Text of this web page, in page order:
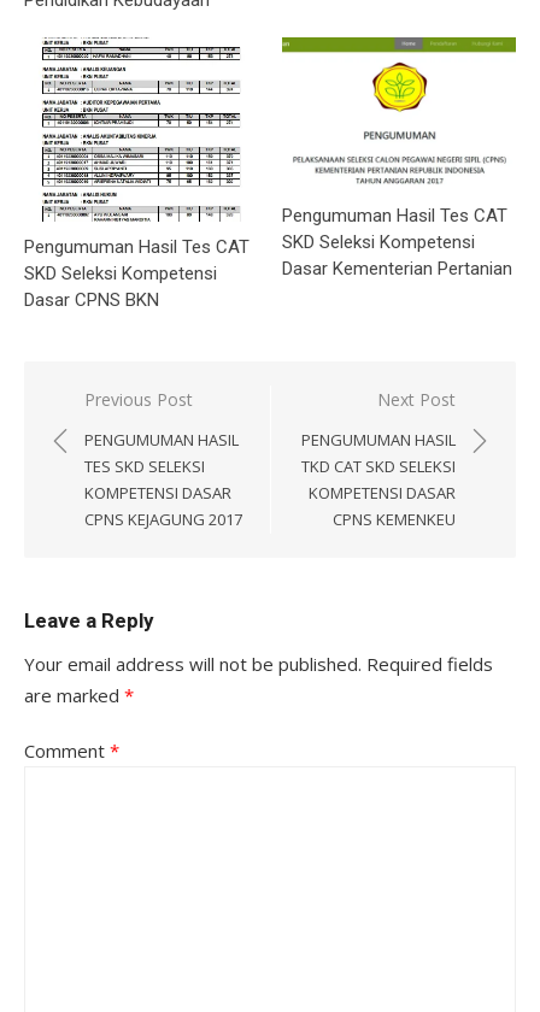
Pengumuman Hasil Tes CAT
SKD Seleksi Kompetensi
Dasar CPNS BKN
Pengumuman Hasil Tes CAT
SKD Seleksi Kompetensi
Dasar Kementerian Pertanian
Post
navigation
Previous Post
PENGUMUMAN HASIL
TES SKD SELEKSI
KOMPETENSI DASAR
CPNS KEJAGUNG 2017
Next Post
PENGUMUMAN HASIL
TKD CAT SKD SELEKSI
KOMPETENSI DASAR
CPNS KEMENKEU
Leave a Reply
Your email address will not be published. Required fields
are marked *
Comment *